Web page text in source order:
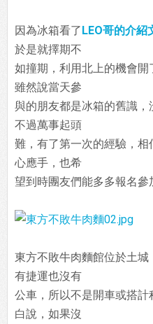
因為冰箱看了LEO哥的介紹
於是就擇期不
如撞期，利用北上的機會開
雖然說當天參
與的朋友都是冰箱的舊識，
不過萬事起頭
難，有了第一次的經驗，
心應手，也希
望到時團友們能多多報名
東方不敗牛肉麵館位於土
有捷運也沒有
公車，所以不是開車或搭
白說，如果沒